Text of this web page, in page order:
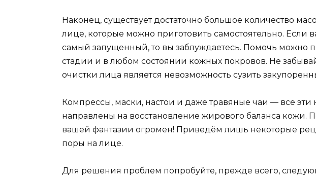
Наконец, существует достаточно большое количество
лице, которые можно приготовить самостоятельно. Если
самый запущенный, то вы заблуждаетесь. Помочь можно
стадии и в любом состоянии кожных покровов. Не
очистки лица является невозможность сузить
Компрессы, маски, настои и даже травяные чаи — все эти
направлены на восстановление жирового баланса кожи.
вашей фантазии огромен! Приведём лишь некоторые
поры на лице.
Для решения проблем попробуйте, прежде всего,